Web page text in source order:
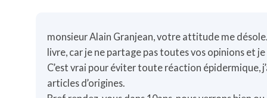
monsieur Alain Granjean, votre attitude me
livre, car je ne partage pas toutes vos opinions et
C’est vrai pour éviter toute réaction épidermique,
articles d’origines.